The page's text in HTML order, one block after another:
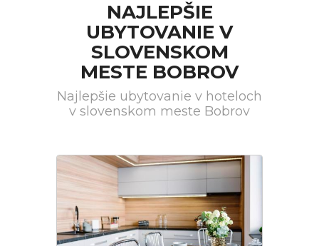
NAJLEPŠIE
UBYTOVANIE V
SLOVENSKOM
MESTE BOBROV
Najlepšie ubytovanie v hoteloch
v slovenskom meste Bobrov